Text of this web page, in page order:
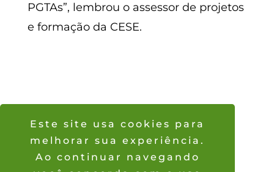
PGTAs”, lembrou o assessor de projetos
e formação da CESE.
Foto capa: Pedro Tukano | 21º
Acampamento Terra Livre – Brasília,
Este site usa cookies para
melhorar sua experiência.
Ao continuar navegando